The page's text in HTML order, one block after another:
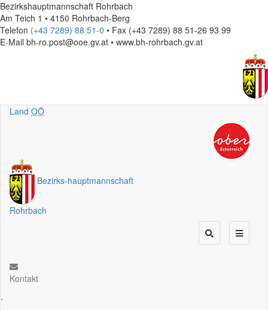
Bezirkshauptmannschaft Rohrbach
Am Teich 1 • 4150 Rohrbach-Berg
Telefon (+43 7289) 88 51-0 • Fax (+43 7289) 88 51-26 93 99
E-Mail bh-ro.post@ooe.gv.at • www.bh-rohrbach.gv.at
Land OÖ
Bezirks-hauptmannschaft
Rohrbach
Kontakt
.